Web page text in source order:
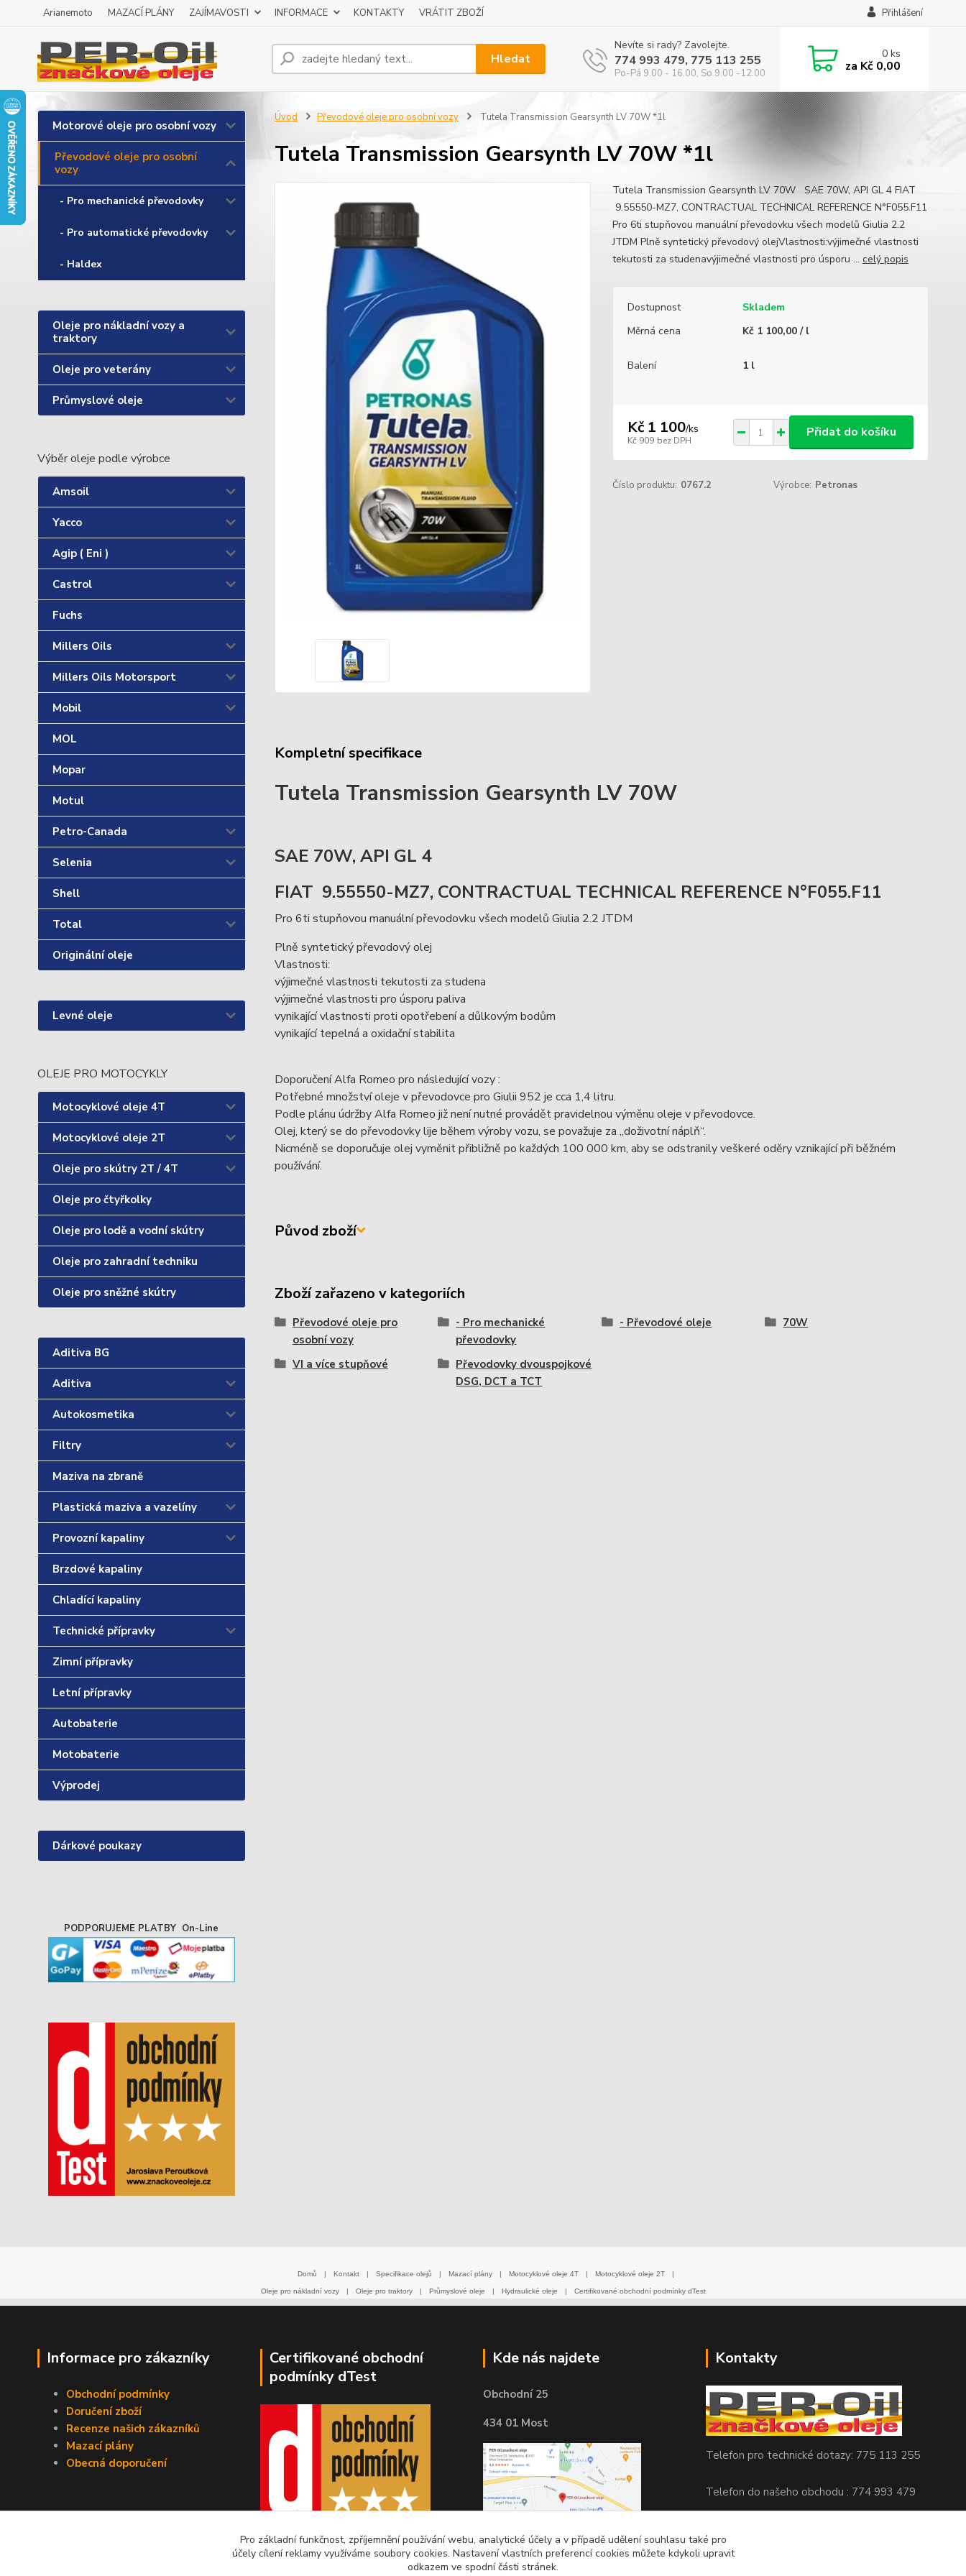
Arianemoto MAZACÍ PLÁNY ZAJÍMAVOSTI INFORMACE KONTAKTY VRÁTIT ZBOŽÍ Přihlášení
Hledat
Nevíte si rady? Zavolejte.
774 993 479, 775 113 255
Po-Pá 9.00 - 16.00, So 9.00 -12.00
0ks
za Kč 0,00
Motorové oleje pro osobní vozy
Převodové oleje pro osobní
vozy
- Pro mechanické převodovky
- Pro automatické převodovky
- Haldex
Oleje pro nákladní vozy a
traktory
Oleje pro veterány
Průmyslové oleje
Výběr oleje podle výrobce
Amsoil
Yacco
Agip ( Eni )
Castrol
Fuchs
Millers Oils
Millers Oils Motorsport
Mobil
MOL
Mopar
Motul
Petro-Canada
Selenia
Shell
Total
Originální oleje
Levné oleje
OLEJE PRO MOTOCYKLY
Motocyklové oleje 4T
Motocyklové oleje 2T
Oleje pro skútry 2T / 4T
Oleje pro čtyřkolky
Oleje pro lodě a vodní skútry
Oleje pro zahradní techniku
Oleje pro sněžné skútry
Aditiva BG
Aditiva
Autokosmetika
Filtry
Maziva na zbraně
Plastická maziva a vazelíny
Provozní kapaliny
Brzdové kapaliny
Chladící kapaliny
Technické přípravky
Zimní přípravky
Letní přípravky
Autobaterie
Motobaterie
Výprodej
Dárkové poukazy
PODPORUJEME PLATBY On-Line
Úvod Převodové oleje pro osobní vozy Tutela Transmission Gearsynth LV 70W *1l
Tutela Transmission Gearsynth LV 70W *1l
Tutela Transmission Gearsynth LV 70W SAE 70W, API GL 4 FIAT
9.55550-MZ7, CONTRACTUAL TECHNICAL REFERENCE N°F055.F11
Pro 6ti stupňovou manuální převodovku všech modelů Giulia 2.2
JTDM Plně syntetický převodový olejVlastnosti:výjimečné vlastnosti
tekutosti za studenavýjimečné vlastnosti pro úsporu ... celý popis
Dostupnost
Skladem
Měrná cena
Kč 1 100,00 / l
Balení 1 l
Kč 1 100/ks
Kč 909 bez DPH
Přidat do košíku
Číslo produktu: 0767.2 Výrobce: Petronas
Kompletní specifikace
Tutela Transmission Gearsynth LV 70W
SAE 70W, API GL 4
FIAT 9.55550-MZ7, CONTRACTUAL TECHNICAL REFERENCE N°F055.F11
Pro 6ti stupňovou manuální převodovku všech modelů Giulia 2.2 JTDM
Plně syntetický převodový olej
Vlastnosti:
výjimečné vlastnosti tekutosti za studena
výjimečné vlastnosti pro úsporu paliva
vynikající vlastnosti proti opotřebení a důlkovým bodům
vynikající tepelná a oxidační stabilita
Doporučení Alfa Romeo pro následující vozy :
Potřebné množství oleje v převodovce pro Giulii 952 je cca 1,4 litru.
Podle plánu údržby Alfa Romeo již není nutné provádět pravidelnou výměnu oleje v převodovce.
Olej, který se do převodovky lije během výroby vozu, se považuje za „doživotní náplň“.
Nicméně se doporučuje olej vyměnit přibližně po každých 100 000 km, aby se odstranily veškeré oděry vznikající při běžném
používání.
Původ zboží
Zboží zařazeno v kategoriích
Převodové oleje pro
osobní vozy
- Pro mechanické
převodovky
- Převodové oleje 70W
VI a více stupňové
Převodovky dvouspojkové
DSG, DCT a TCT
Domů | Kontakt | Specifikace olejů | Mazací plány | Motocyklové oleje 4T | Motocyklové oleje 2T |
Oleje pro nákladní vozy | Oleje pro traktory | Průmyslové oleje | Hydraulické oleje | Certifikované obchodní podmínky dTest
Informace pro zákazníky
Obchodní podmínky
Doručení zboží
Recenze našich zákazníků
Mazací plány
Obecná doporučení
Certifikované obchodní
podmínky dTest
Kde nás najdete
Obchodní 25
434 01 Most
Kontakty
Telefon pro technické dotazy: 775 113 255
Telefon do našeho obchodu : 774 993 479
Pro základní funkčnost, zpříjemnění používání webu, analytické účely a v případě udělení souhlasu také pro
účely cílení reklamy využíváme soubory cookies. Nastavení vlastních preferencí cookies můžete kdykoli upravit
odkazem ve spodní části stránek.